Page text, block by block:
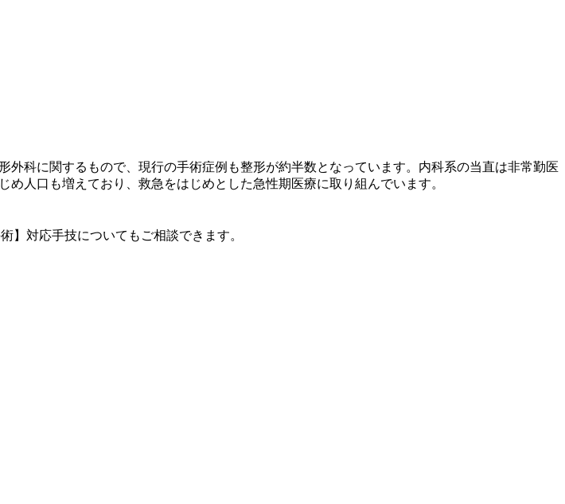
科に関するもので、現行の手術症例も整形が約半数となっています。内科系の当直は非常勤医
人口も増えており、救急をはじめとした急性期医療に取り組んでいます。
対応手技についてもご相談できます。